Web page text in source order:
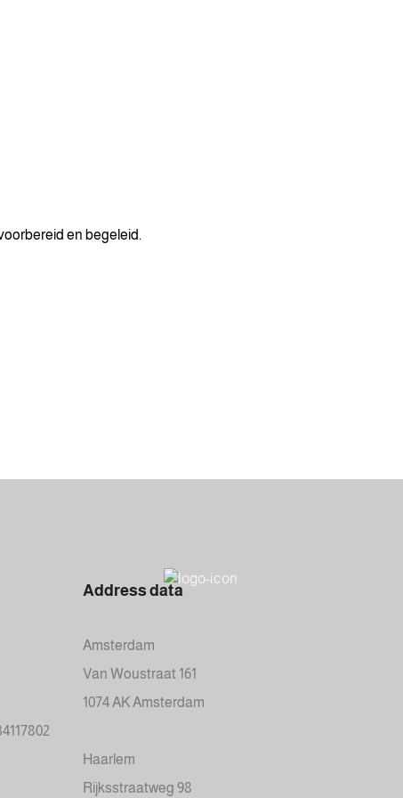
en begeleid.
Address data
Amsterdam
Van Woustraat 161
1074 AK Amsterdam
Haarlem
Rijksstraatweg 98